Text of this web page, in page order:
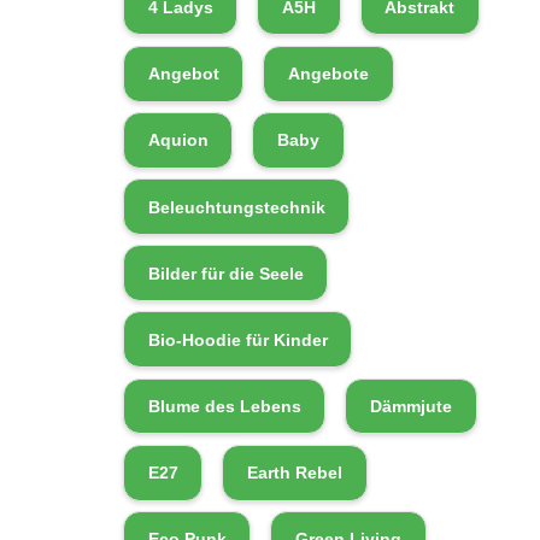
4 Ladys A5H Abstrakt
Angebot Angebote
Aquion Baby
Beleuchtungstechnik
Bilder für die Seele
Bio-Hoodie für Kinder
Blume des Lebens Dämmjute
E27 Earth Rebel